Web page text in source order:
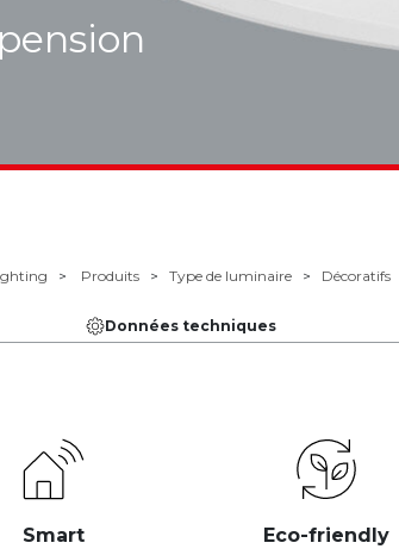
Produits Type de luminaire Décoratifs
Données techniques
Smart Eco-friendly